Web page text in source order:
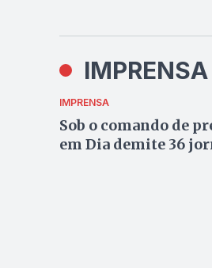
IMPRENSA
IMPRENSA
Sob o comando de
em Dia demite 36